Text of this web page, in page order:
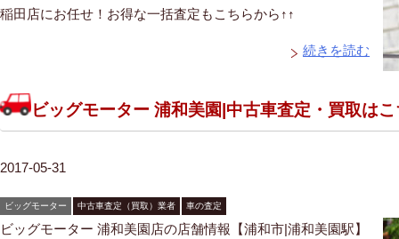
稲田店にお任せ！お得な一括査定もこちらから↑↑
続きを読む
ビッグモーター 浦和美園|中古車査定・買取は
2017-05-31
ビッグモーター 中古車査定（買取）業者 車の査定
ビッグモーター 浦和美園店の店舗情報【浦和市|浦和美園駅】